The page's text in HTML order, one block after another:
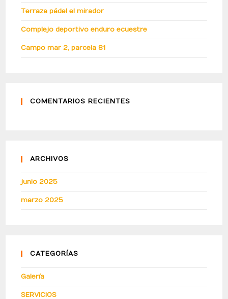
Terraza pádel el mirador
Complejo deportivo enduro ecuestre
Campo mar 2, parcela 81
COMENTARIOS RECIENTES
ARCHIVOS
junio 2025
marzo 2025
CATEGORÍAS
Galería
SERVICIOS